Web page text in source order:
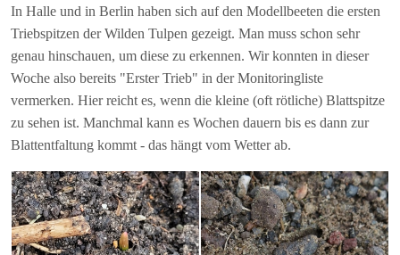
In Halle und in Berlin haben sich auf den Modellbeeten die ersten
Triebspitzen der Wilden Tulpen gezeigt. Man muss schon sehr
genau hinschauen, um diese zu erkennen. Wir konnten in dieser
Woche also bereits "Erster Trieb" in der Monitoringliste
vermerken. Hier reicht es, wenn die kleine (oft rötliche) Blattspitze
zu sehen ist. Manchmal kann es Wochen dauern bis es dann zur
Blattentfaltung kommt - das hängt vom Wetter ab.